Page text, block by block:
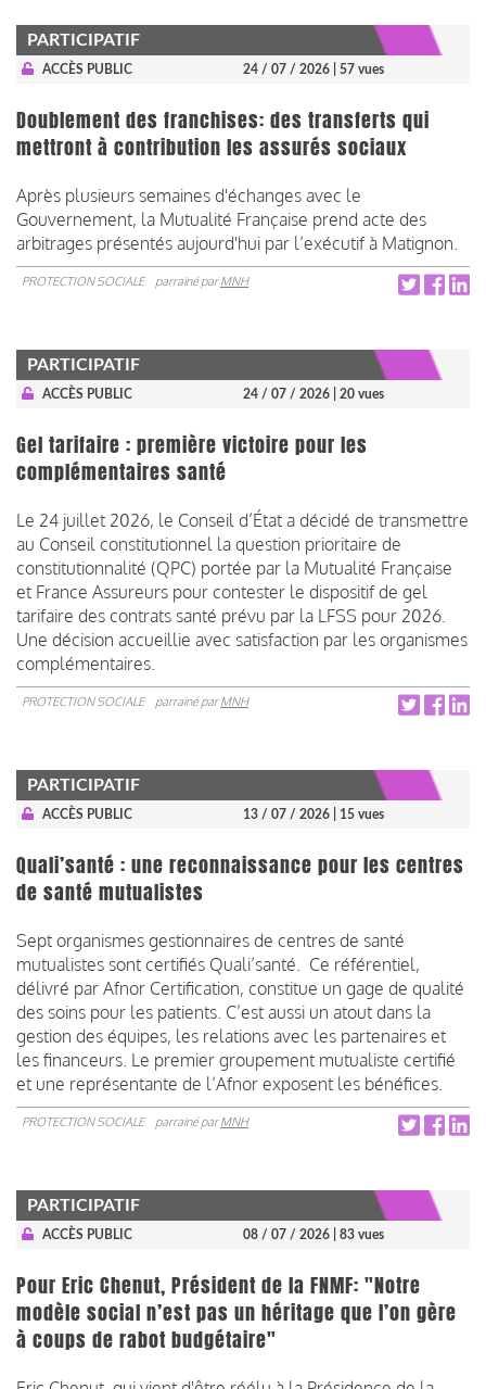
PARTICIPATIF
ACCÈS PUBLIC 24 / 07 / 2026 | 57 vues
Doublement des franchises: des transferts qui
mettront à contribution les assurés sociaux
Après plusieurs semaines d'échanges avec le
Gouvernement, la Mutualité Française prend acte des
arbitrages présentés aujourd'hui par l’exécutif à Matignon.
PROTECTION SOCIALE parrainé parMNH
PARTICIPATIF
ACCÈS PUBLIC 24 / 07 / 2026 | 20 vues
Gel tarifaire : première victoire pour les
complémentaires santé
Le 24 juillet 2026, le Conseil d’État a décidé de transmettre
au Conseil constitutionnel la question prioritaire de
constitutionnalité (QPC) portée par la Mutualité Française
et France Assureurs pour contester le dispositif de gel
tarifaire des contrats santé prévu par la LFSS pour 2026.
Une décision accueillie avec satisfaction par les organismes
complémentaires.
PROTECTION SOCIALE parrainé parMNH
PARTICIPATIF
ACCÈS PUBLIC 13 / 07 / 2026 | 15 vues
Quali’santé : une reconnaissance pour les centres
de santé mutualistes
Sept organismes gestionnaires de centres de santé
mutualistes sont certifiés Quali’santé. Ce référentiel,
délivré par Afnor Certification, constitue un gage de qualité
des soins pour les patients. C’est aussi un atout dans la
gestion des équipes, les relations avec les partenaires et
les financeurs. Le premier groupement mutualiste certifié
et une représentante de l’Afnor exposent les bénéfices.
PROTECTION SOCIALE parrainé parMNH
PARTICIPATIF
ACCÈS PUBLIC 08 / 07 / 2026 | 83 vues
Pour Eric Chenut, Président de la FNMF: "Notre
modèle social n’est pas un héritage que l’on gère
à coups de rabot budgétaire"